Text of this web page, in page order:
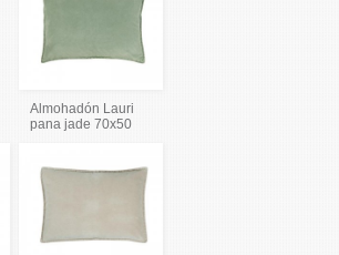
Almohadón Lauri
pana jade 70x50